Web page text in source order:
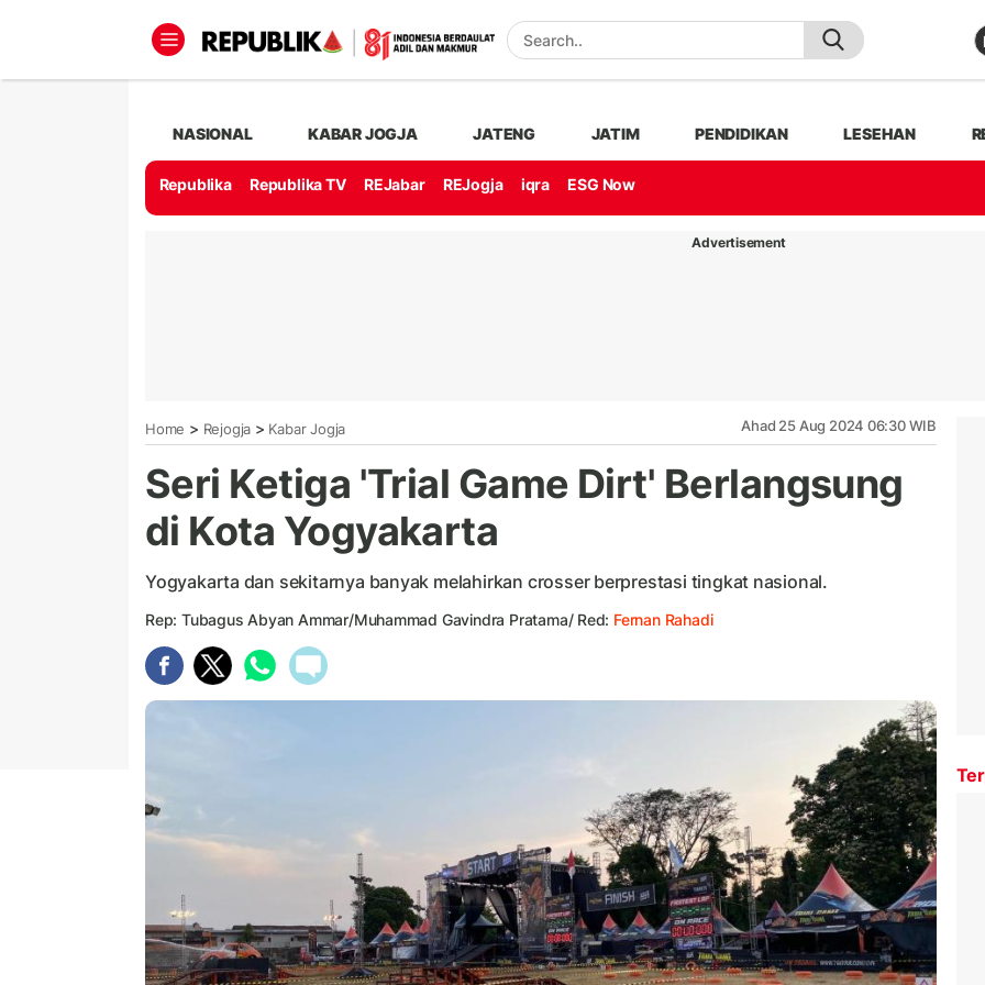
NASIONAL KABAR JOGJA JATENG JATIM PENDIDIKAN LESEHAN
Republika Republika TV REJabar REJogja iqra ESG Now
Advertisement
Home > Rejogja > Kabar Jogja Ahad 25 Aug 2024 06:30 WIB
Seri Ketiga 'Trial Game Dirt' Berlangsung
di Kota Yogyakarta
Yogyakarta dan sekitarnya banyak melahirkan crosser berprestasi tingkat nasional.
Rep: Tubagus Abyan Ammar/Muhammad Gavindra Pratama/ Red: Fernan Rahadi